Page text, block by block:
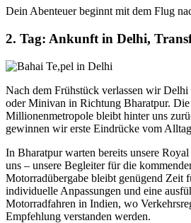
Dein Abenteuer beginnt mit dem Flug
2. Tag: Ankunft in Delhi,
Nach dem Frühstück verlassen wir
oder Minivan in Richtung Bharatpur. Die
Millionenmetropole bleibt hinter uns
gewinnen wir erste Eindrücke vom
In Bharatpur warten bereits unsere
uns – unsere Begleiter für die
Motorradübergabe bleibt genügend Zeit
individuelle Anpassungen und eine
Motorradfahren in Indien, wo
Empfehlung verstanden werden.